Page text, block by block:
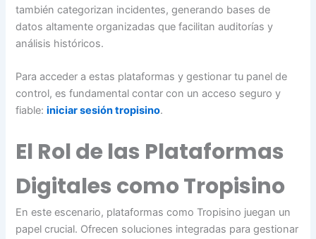
también categorizan incidentes, generando bases de
datos altamente organizadas que facilitan auditorías y
análisis históricos.
Para acceder a estas plataformas y gestionar tu panel de
control, es fundamental contar con un acceso seguro y
fiable:iniciar sesión tropisino.
El Rol de las Plataformas
Digitales como Tropisino
En este escenario, plataformas como Tropisino juegan un
papel crucial. Ofrecen soluciones integradas para gestionar